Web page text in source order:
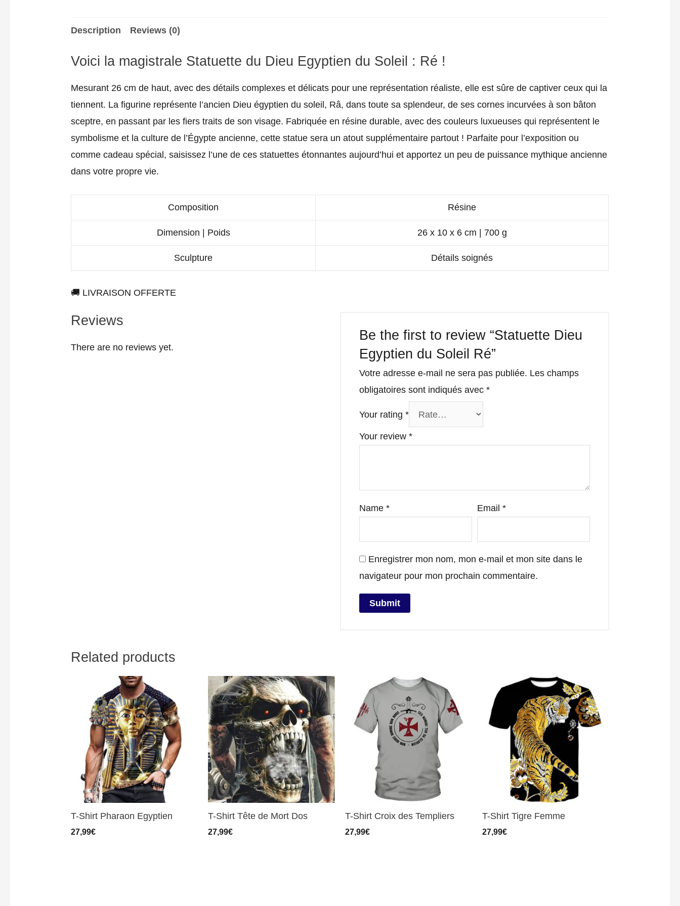
Description Reviews (0)
Voici la magistrale Statuette du Dieu Egyptien du Soleil : Ré !
Mesurant 26 cm de haut, avec des détails complexes et délicats pour une représentation réaliste, elle est sûre de captiver ceux qui la
tiennent. La figurine représente l’ancien Dieu égyptien du soleil, Râ, dans toute sa splendeur, de ses cornes incurvées à son bâton
sceptre, en passant par les fiers traits de son visage. Fabriquée en résine durable, avec des couleurs luxueuses qui représentent le
symbolisme et la culture de l’Égypte ancienne, cette statue sera un atout supplémentaire partout ! Parfaite pour l’exposition ou
comme cadeau spécial, saisissez l’une de ces statuettes étonnantes aujourd’hui et apportez un peu de puissance mythique ancienne
dans votre propre vie.
Composition Résine
Dimension | Poids 26 x 10 x 6 cm | 700 g
Sculpture Détails soignés
🚚 LIVRAISON OFFERTE
Reviews
There are no reviews yet.
Be the first to review “Statuette Dieu
Egyptien du Soleil Ré”
Votre adresse e-mail ne sera pas publiée. Les champs
obligatoires sont indiqués avec *
Your rating *
Your review *
Name * Email *
Enregistrer mon nom, mon e-mail et mon site dans le
navigateur pour mon prochain commentaire.
Related products
T-Shirt Pharaon Egyptien
27,99€
T-Shirt Tête de Mort Dos
27,99€
T-Shirt Croix des Templiers
27,99€
T-Shirt Tigre Femme
27,99€